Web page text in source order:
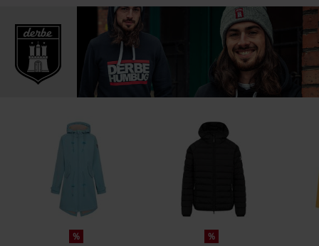
% %